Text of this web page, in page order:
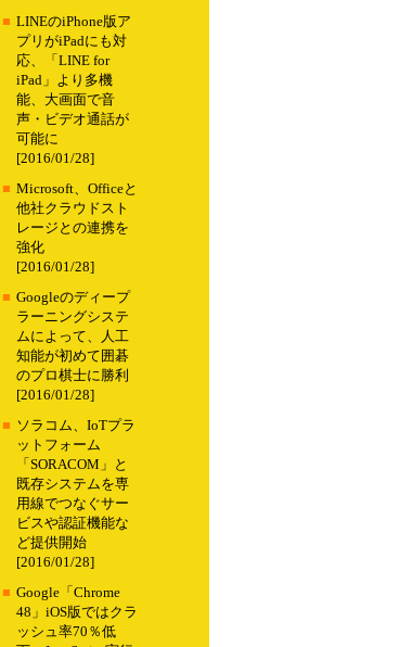
■ LINEのiPhone版ア
プリがiPadにも対
応、「LINE for
iPad」より多機
能、大画面で音
声・ビデオ通話が
可能に
[2016/01/28]
■ Microsoft、Officeと
他社クラウドスト
レージとの連携を
強化
[2016/01/28]
■ Googleのディープ
ラーニングシステ
ムによって、人工
知能が初めて囲碁
のプロ棋士に勝利
[2016/01/28]
■ ソラコム、IoTプラ
ットフォーム
「SORACOM」と
既存システムを専
用線でつなぐサー
ビスや認証機能な
ど提供開始
[2016/01/28]
■ Google「Chrome
48」iOS版ではクラ
ッシュ率70％低